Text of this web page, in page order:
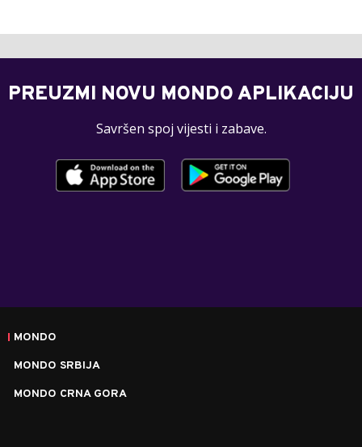
PREUZMI NOVU MONDO APLIKACIJU
Savršen spoj vijesti i zabave.
MONDO
MONDO SRBIJA
MONDO CRNA GORA